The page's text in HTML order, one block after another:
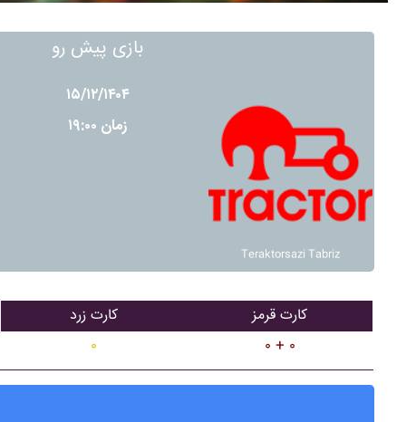
بازی پیش رو
۱۵/۱۲/۱۴۰۴
زمان ۱۹:۰۰
Teraktorsazi Tabriz
کارت زرد
۰
کارت قرمز
۰ + ۰